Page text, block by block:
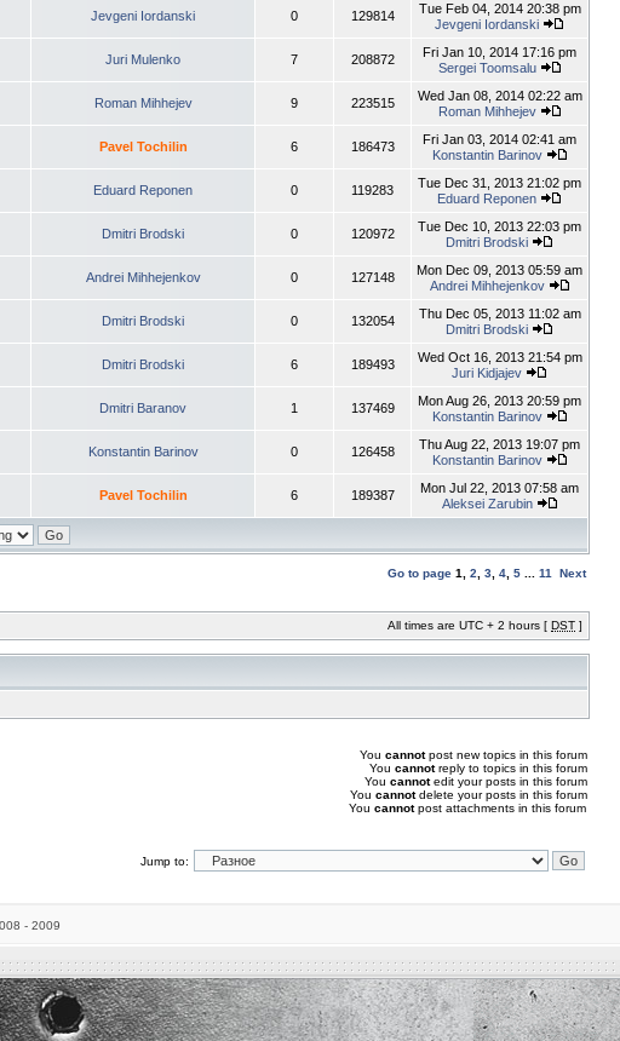
Jevgeni Iordanski 0 129814
Tue Feb 04, 2014 20:38 pm
Jevgeni Iordanski
Juri Mulenko 7 208872
Fri Jan 10, 2014 17:16 pm
Sergei Toomsalu
Roman Mihhejev 9 223515
Wed Jan 08, 2014 02:22 am
Roman Mihhejev
Pavel Tochilin 6 186473
Fri Jan 03, 2014 02:41 am
Konstantin Barinov
Eduard Reponen 0 119283
Tue Dec 31, 2013 21:02 pm
Eduard Reponen
Dmitri Brodski 0 120972
Tue Dec 10, 2013 22:03 pm
Dmitri Brodski
Andrei Mihhejenkov 0 127148
Mon Dec 09, 2013 05:59 am
Andrei Mihhejenkov
Dmitri Brodski 0 132054
Thu Dec 05, 2013 11:02 am
Dmitri Brodski
Dmitri Brodski 6 189493
Wed Oct 16, 2013 21:54 pm
Juri Kidjajev
Dmitri Baranov 1 137469
Mon Aug 26, 2013 20:59 pm
Konstantin Barinov
Konstantin Barinov 0 126458
Thu Aug 22, 2013 19:07 pm
Konstantin Barinov
Pavel Tochilin 6 189387
Mon Jul 22, 2013 07:58 am
Aleksei Zarubin
Go to page 1 2 3 4 5 11 Next
All times are UTC + 2 hours [ DST ]
You cannotpost new topics in this forum
You cannotreply to topics in this forum
You cannotedit your posts in this forum
You cannotdelete your posts in this forum
You cannotpost attachments in this forum
Jump to:
- 2009